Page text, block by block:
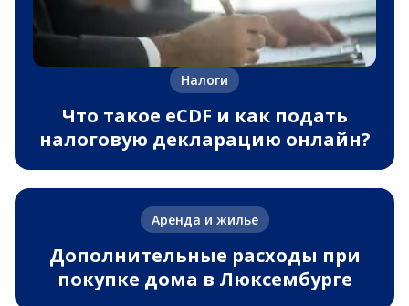
Налоги
Что такое eCDF и как подать
налоговую декларацию онлайн?
Аренда и жилье
Дополнительные расходы при
покупке дома в Люксембурге